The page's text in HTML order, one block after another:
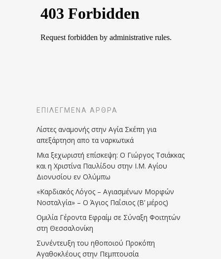
ΕΠΙΛΕΓΜΈΝΑ ΆΡΘΡΑ
Λίστες αναμονής στην Αγία Σκέπη για
απεξάρτηση απο τα ναρκωτικά
Μια ξεχωριστή επίσκεψη: Ο Γιώργος Τσιάκκας
και η Χριστίνα Παυλίδου στην Ι.Μ. Αγίου
Διονυσίου εν Ολύμπω
«Καρδιακός Λόγος – Αγιασμένων Μορφών
Νοσταλγία» – Ο Άγιος Παΐσιος (Β’ μέρος)
Ομιλία Γέροντα Εφραίμ σε Σύναξη Φοιτητών
στη Θεσσαλονίκη
Συνέντευξη του ηθοποιού Προκόπη
Αγαθοκλέους στην Πεμπτουσία